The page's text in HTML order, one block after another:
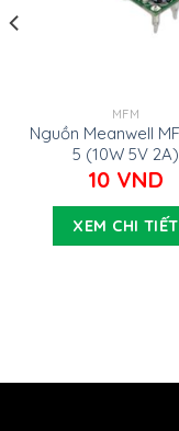
MFM
Nguồn Meanwell
5 (10W 5V 2A)
10 VND
XEM CHI TIẾT